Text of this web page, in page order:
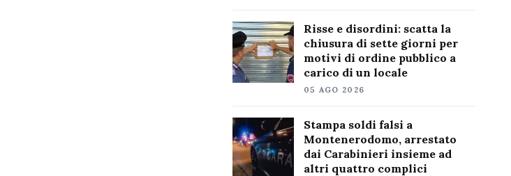
Risse e disordini: scatta la
chiusura di sette giorni per
motivi di ordine pubblico a
carico di un locale
05 AGO 2026
Stampa soldi falsi a
Montenerodomo, arrestato
dai Carabinieri insieme ad
altri quattro complici